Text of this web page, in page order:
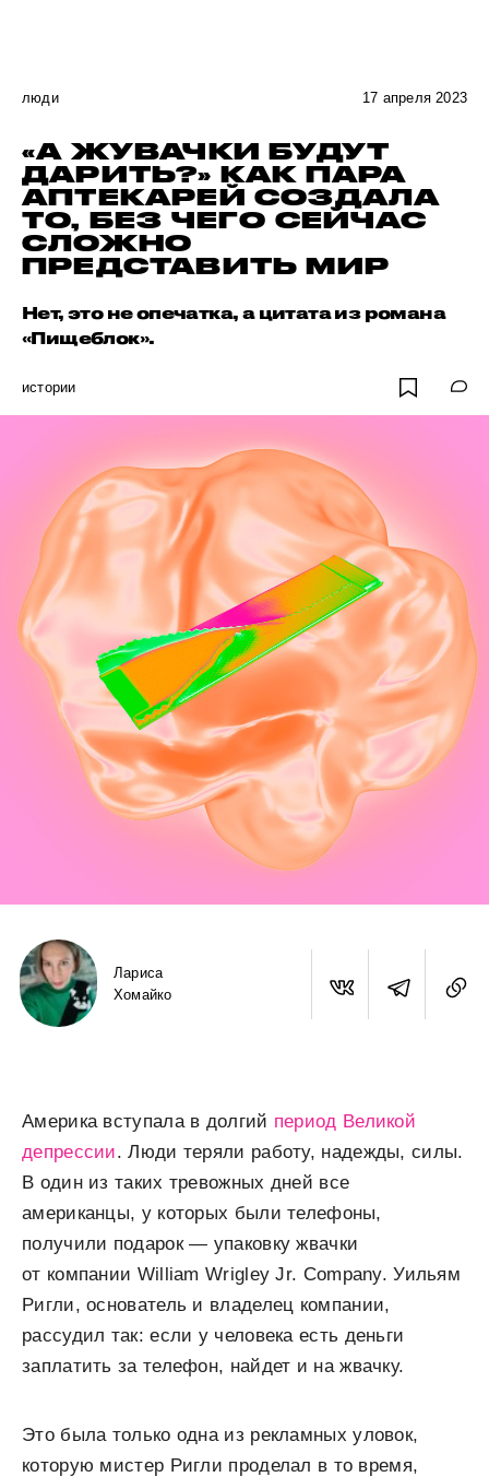
люди 17 апреля 2023
«А ЖУВАЧКИ БУДУТ
ДАРИТЬ?» КАК ПАРА
АПТЕКАРЕЙ СОЗДАЛА
ТО, БЕЗ ЧЕГО СЕЙЧАС
СЛОЖНО
ПРЕДСТАВИТЬ МИР
Нет, это не опечатка, а цитата из романа
«Пищеблок».
истории
Лариса
Хомайко
Америка вступала в долгий период Великой
депрессии. Люди теряли работу, надежды, силы.
В один из таких тревожных дней все
американцы, у которых были телефоны,
получили подарок — упаковку жвачки
от компании William Wrigley Jr. Company. Уильям
Ригли, основатель и владелец компании,
рассудил так: если у человека есть деньги
заплатить за телефон, найдет и на жвачку.
Это была только одна из рекламных уловок,
которую мистер Ригли проделал в то время,